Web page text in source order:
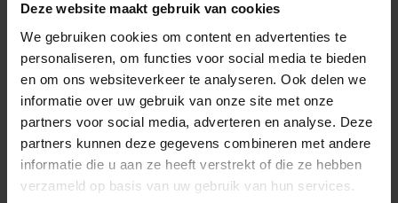
Deze website maakt gebruik van cookies
We gebruiken cookies om content en advertenties te
personaliseren, om functies voor social media te bieden
en om ons websiteverkeer te analyseren. Ook delen we
informatie over uw gebruik van onze site met onze
partners voor social media, adverteren en analyse. Deze
partners kunnen deze gegevens combineren met andere
informatie die u aan ze heeft verstrekt of die ze hebben
verzameld op basis van uw gebruik van hun services.